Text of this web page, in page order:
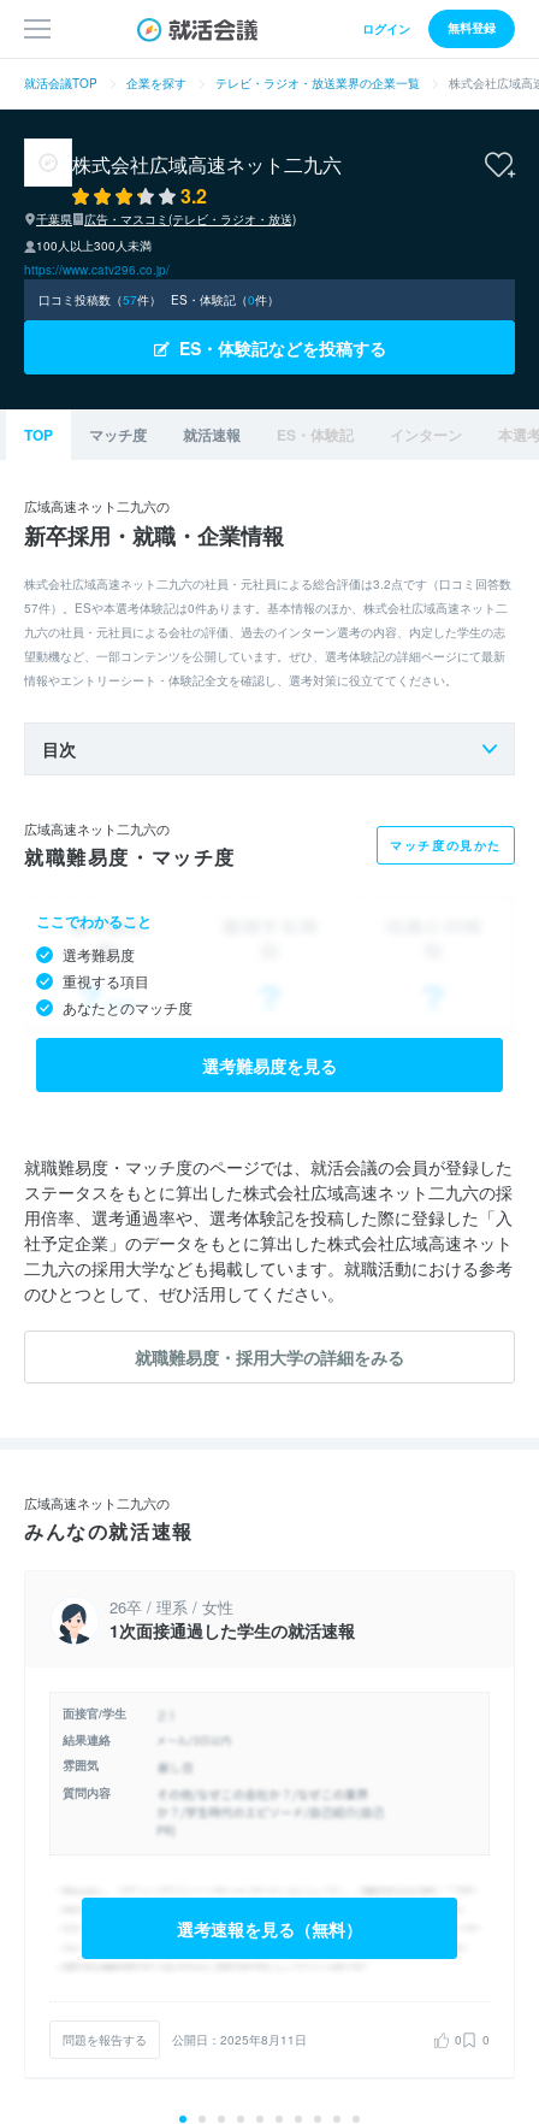
ログイン 無料登録
就活会議TOP 企業を探す テレビ・ラジオ・放送業界の企業一覧 株式会社広域高
株式会社広域高速ネット二九六
3.2
千葉県
広告・マスコミ(テレビ・ラジオ・放送)
100人以上300人未満
https://www.catv296.co.jp/
口コミ投稿数（57件） ES・体験記（0件）
ES・体験記などを投稿する
TOP マッチ度 就活速報 ES・体験記 インターン 本選
広域高速ネット二九六の
新卒採用・就職・企業情報
株式会社広域高速ネット二九六の社員・元社員による総合評価は3.2点です（口コミ回答数
57件）。ESや本選考体験記は0件あります。基本情報のほか、株式会社広域高速ネット二
九六の社員・元社員による会社の評価、過去のインターン選考の内容、内定した学生の志
望動機など、一部コンテンツを公開しています。ぜひ、選考体験記の詳細ページにて最新
情報やエントリーシート・体験記全文を確認し、選考対策に役立ててください。
目次
広域高速ネット二九六の
就職難易度・マッチ度 マッチ度の見かた
ここでわかること
選考難易度
重視する項目
あなたとのマッチ度
選考難易度を見る
就職難易度・マッチ度のページでは、就活会議の会員が登録した
ステータスをもとに算出した株式会社広域高速ネット二九六の採
用倍率、選考通過率や、選考体験記を投稿した際に登録した「入
社予定企業」のデータをもとに算出した株式会社広域高速ネット
二九六の採用大学なども掲載しています。就職活動における参考
のひとつとして、ぜひ活用してください。
就職難易度・採用大学の詳細をみる
広域高速ネット二九六の
みんなの就活速報
26卒 / 理系 / 女性
1次面接通過した学生の就活速報
面接官/学生
結果連絡
雰囲気
質問内容
選考速報を見る（無料）
問題を報告する 公開日：2025年8月11日 0 0